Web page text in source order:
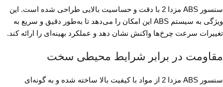
سنسور ABS مزدا 2 با دقت و حساسیت بالایی طراحی شده است. این
ویژگی به سیستم ABS این امکان را می‌دهد تا به‌طور دقیق و سریع به
تغییرات سرعت چرخ‌ها واکنش نشان دهد و عملکرد بهینه‌ای را ارائه کند.
مقاومت در برابر شرایط محیطی سخت
سنسور ABS مزدا 2 از مواد با کیفیت بالا ساخته شده و به گونه‌ای